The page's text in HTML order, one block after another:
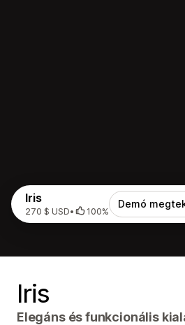
Iris
270 $ USD• 100%
Demó
Iris
Elegáns és funkcionális